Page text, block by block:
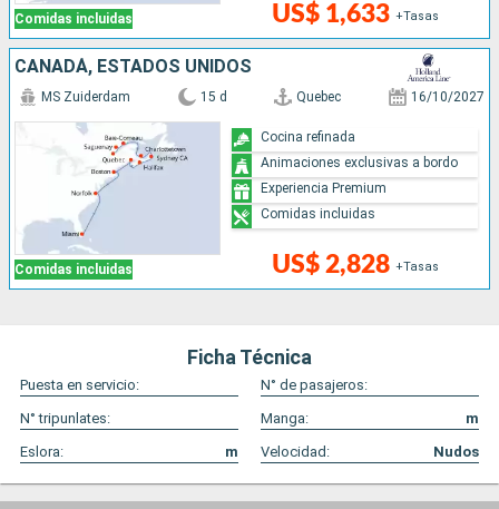
Comidas incluidas US$ 1,633 +Tasas
CANADÁ, ESTADOS UNIDOS
Comidas incluidas
MS Zuiderdam 15 d Quebec 16/10/2027
US$ 2,828 +Tasas
Cocina refinada
Animaciones exclusivas a bordo
Experiencia Premium
Comidas incluidas
Ficha Técnica
Puesta en servicio:
N° de pasajeros:
N° tripunlates:
Manga:
m
Eslora:
m Velocidad: Nudos